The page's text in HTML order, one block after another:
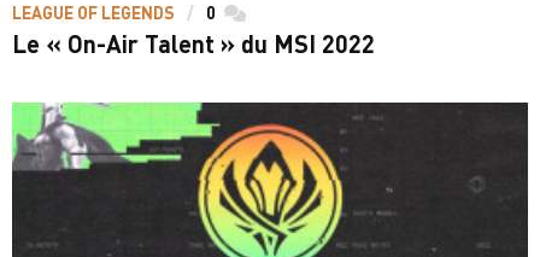
LEAGUE OF LEGENDS 0 commentaires
Le « On-Air Talent » du MSI 2022